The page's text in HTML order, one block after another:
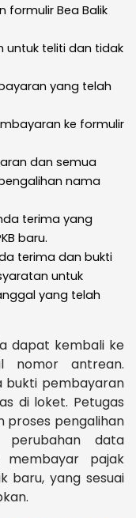
formulir Bea Balik
untuk teliti dan tidak
yang telah
ke formulir
dan semua
nama
terima yang
baru.
terima dan bukti
untuk
yang telah
dapat kembali ke
nomor antrean.
bukti pembayaran
di loket. Petugas
proses pengalihan
perubahan data
membayar pajak
baru, yang sesuai